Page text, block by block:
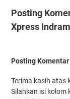
Posting
Xpress
Posting Komentar
Terima kasih atas
Silahkan isi kolom